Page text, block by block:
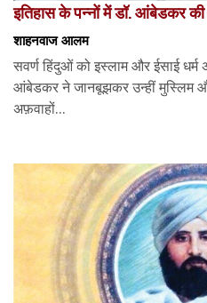
इतिहास के पन्नों में डॉ. आंबेडकर की
शाहनवाज आलम
सवर्ण हिंदुओं को इस्लाम और ईसाई
आंबेडकर ने जानबूझकर उन्हीं मुस्लिम
अफ़वाहों...